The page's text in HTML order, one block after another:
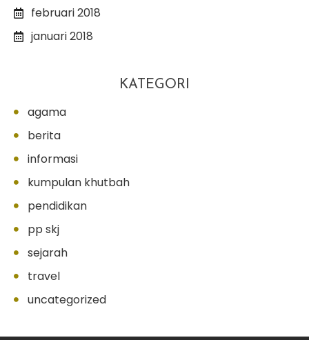
februari 2018
januari 2018
KATEGORI
agama
berita
informasi
kumpulan khutbah
pendidikan
pp skj
sejarah
travel
uncategorized